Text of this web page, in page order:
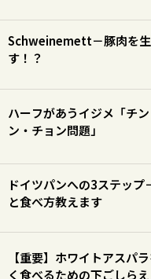
Schweinemett－豚肉を
す！？
ハーフがあうイジメ「チ
ン・チョン問題」
ドイツパンへの3ステップ
と食べ方教えます
【重要】ホワイトアスパ
く食べるための下ごしら